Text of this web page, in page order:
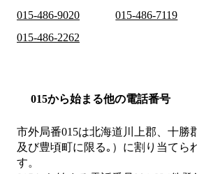
015-486-9020
015-486-7119
015-486-2262
015から始まる他の電話番号
市外局番015は北海道川上郡、十勝
及び豊頃町に限る｡） に割り当てら
す。